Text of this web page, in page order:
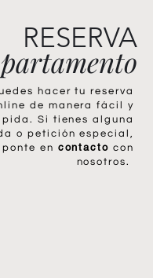
RESERVA
hacer tu reserva
de manera fácil y
Si tienes alguna
o petición especial,
ponte en contacto con
nosotros.